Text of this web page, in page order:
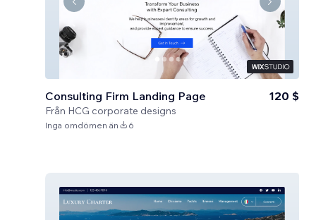
Consulting Firm Landing Page
Från HCG corporate designs
120 $
Inga omdömen än 6